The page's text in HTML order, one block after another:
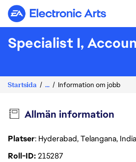
Electronic Arts
Specialist I,
Startsida ... Information om jobb
Allmän information
Platser: Hyderabad, Telangana, India
Roll-ID215287